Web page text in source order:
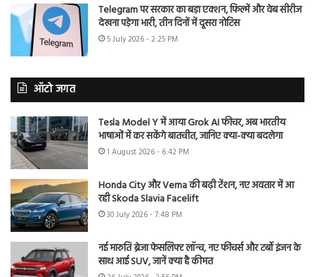
Telegram पर सरकार का बड़ा एक्शन, फिल्में और वेब सीरीज
देखना पड़ेगा भारी, तीन दिनों में दूसरा नोटिस
5 July 2026 - 2:25 PM
ऑटो जगत
Tesla Model Y में आया Grok AI फीचर, अब भारतीय
भाषाओं में कर सकेंगे बातचीत, जानिए क्या-क्या बदलेगा
1 August 2026 - 6:42 PM
Honda City और Verna की बढ़ी टेंशन, नए अवतार में आ
रही Skoda Slavia Facelift
30 July 2026 - 7:48 PM
नई मारुति ब्रेजा फेसलिफ्ट लॉन्च, नए फीचर्स और टर्बो इंजन के
साथ आई SUV, जानें क्या है कीमत